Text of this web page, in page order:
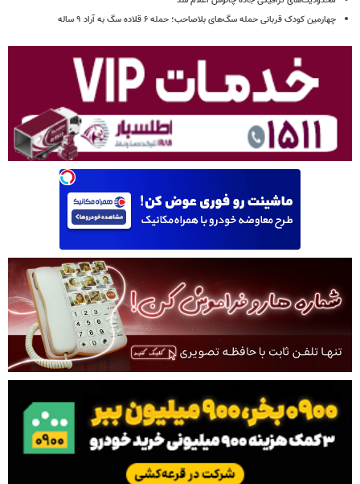
چهارمین کودک قربانی حمله سگ‌های بلاصاحب؛ حمله ۶ قلاده سگ به آراد ۹ ساله